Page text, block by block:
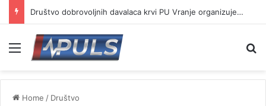
Društvo dobrovoljnih davalaca krvi PU Vranje organizuje akciju na Besnoj kobili
Menu
Home / Društvo